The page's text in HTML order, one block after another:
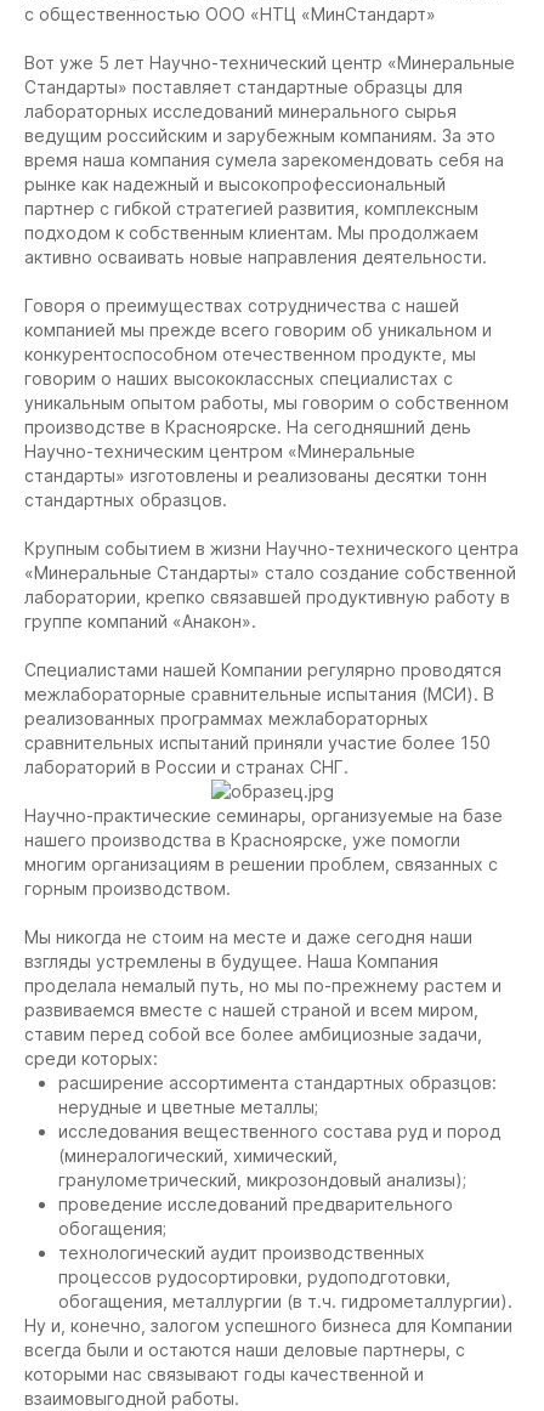
с общественностью ООО «НТЦ «МинCтандарт»
Вот уже 5 лет Научно-технический центр «Минеральные
Стандарты» поставляет стандартные образцы для
лабораторных исследований минерального сырья
ведущим российским и зарубежным компаниям. За это
время наша компания сумела зарекомендовать себя на
рынке как надежный и высокопрофессиональный
партнер с гибкой стратегией развития, комплексным
подходом к собственным клиентам. Мы продолжаем
активно осваивать новые направления деятельности.
Говоря о преимуществах сотрудничества с нашей
компанией мы прежде всего говорим об уникальном и
конкурентоспособном отечественном продукте, мы
говорим о наших высококлассных специалистах с
уникальным опытом работы, мы говорим о собственном
производстве в Красноярске. На сегодняшний день
Научно-техническим центром «Минеральные
стандарты» изготовлены и реализованы десятки тонн
стандартных образцов.
Крупным событием в жизни Научно-технического центра
«Минеральные Стандарты» стало создание собственной
лаборатории, крепко связавшей продуктивную работу в
группе компаний «Анакон».
Специалистами нашей Компании регулярно проводятся
межлабораторные сравнительные испытания (МСИ). В
реализованных программах межлабораторных
сравнительных испытаний приняли участие более 150
лабораторий в России и странах СНГ.
Научно-практические семинары, организуемые на базе
нашего производства в Красноярске, уже помогли
многим организациям в решении проблем, связанных с
горным производством.
Мы никогда не стоим на месте и даже сегодня наши
взгляды устремлены в будущее. Наша Компания
проделала немалый путь, но мы по-прежнему растем и
развиваемся вместе с нашей страной и всем миром,
ставим перед собой все более амбициозные задачи,
среди которых:
расширение ассортимента стандартных образцов:
нерудные и цветные металлы;
исследования вещественного состава руд и пород
(минералогический, химический,
гранулометрический, микрозондовый анализы);
проведение исследований предварительного
обогащения;
технологический аудит производственных
процессов рудосортировки, рудоподготовки,
обогащения, металлургии (в т.ч. гидрометаллургии).
Ну и, конечно, залогом успешного бизнеса для Компании
всегда были и остаются наши деловые партнеры, с
которыми нас связывают годы качественной и
взаимовыгодной работы.